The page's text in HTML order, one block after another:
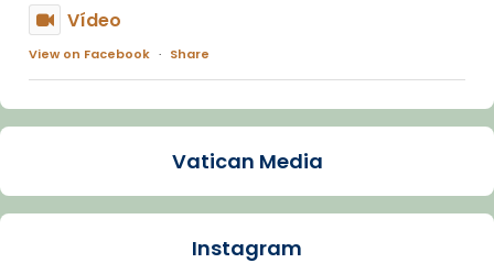
Vídeo
View on Facebook · Share
Arquebisbat de Barcelona
La Carmina va patir depressió. Fa gairebé
dos mesos, a l'Estadi Lluís Companys, la
Vatican Media
Instagram